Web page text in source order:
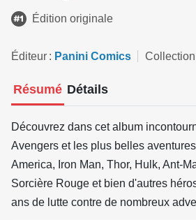
Édition originale
Éditeur Panini Comics Collection
Résumé Détails
Découvrez dans cet album
Avengers et les plus belles
America, Iron Man, Thor, Hulk, Ant-
Sorcière Rouge et bien d'autres
ans de lutte contre de nombreux